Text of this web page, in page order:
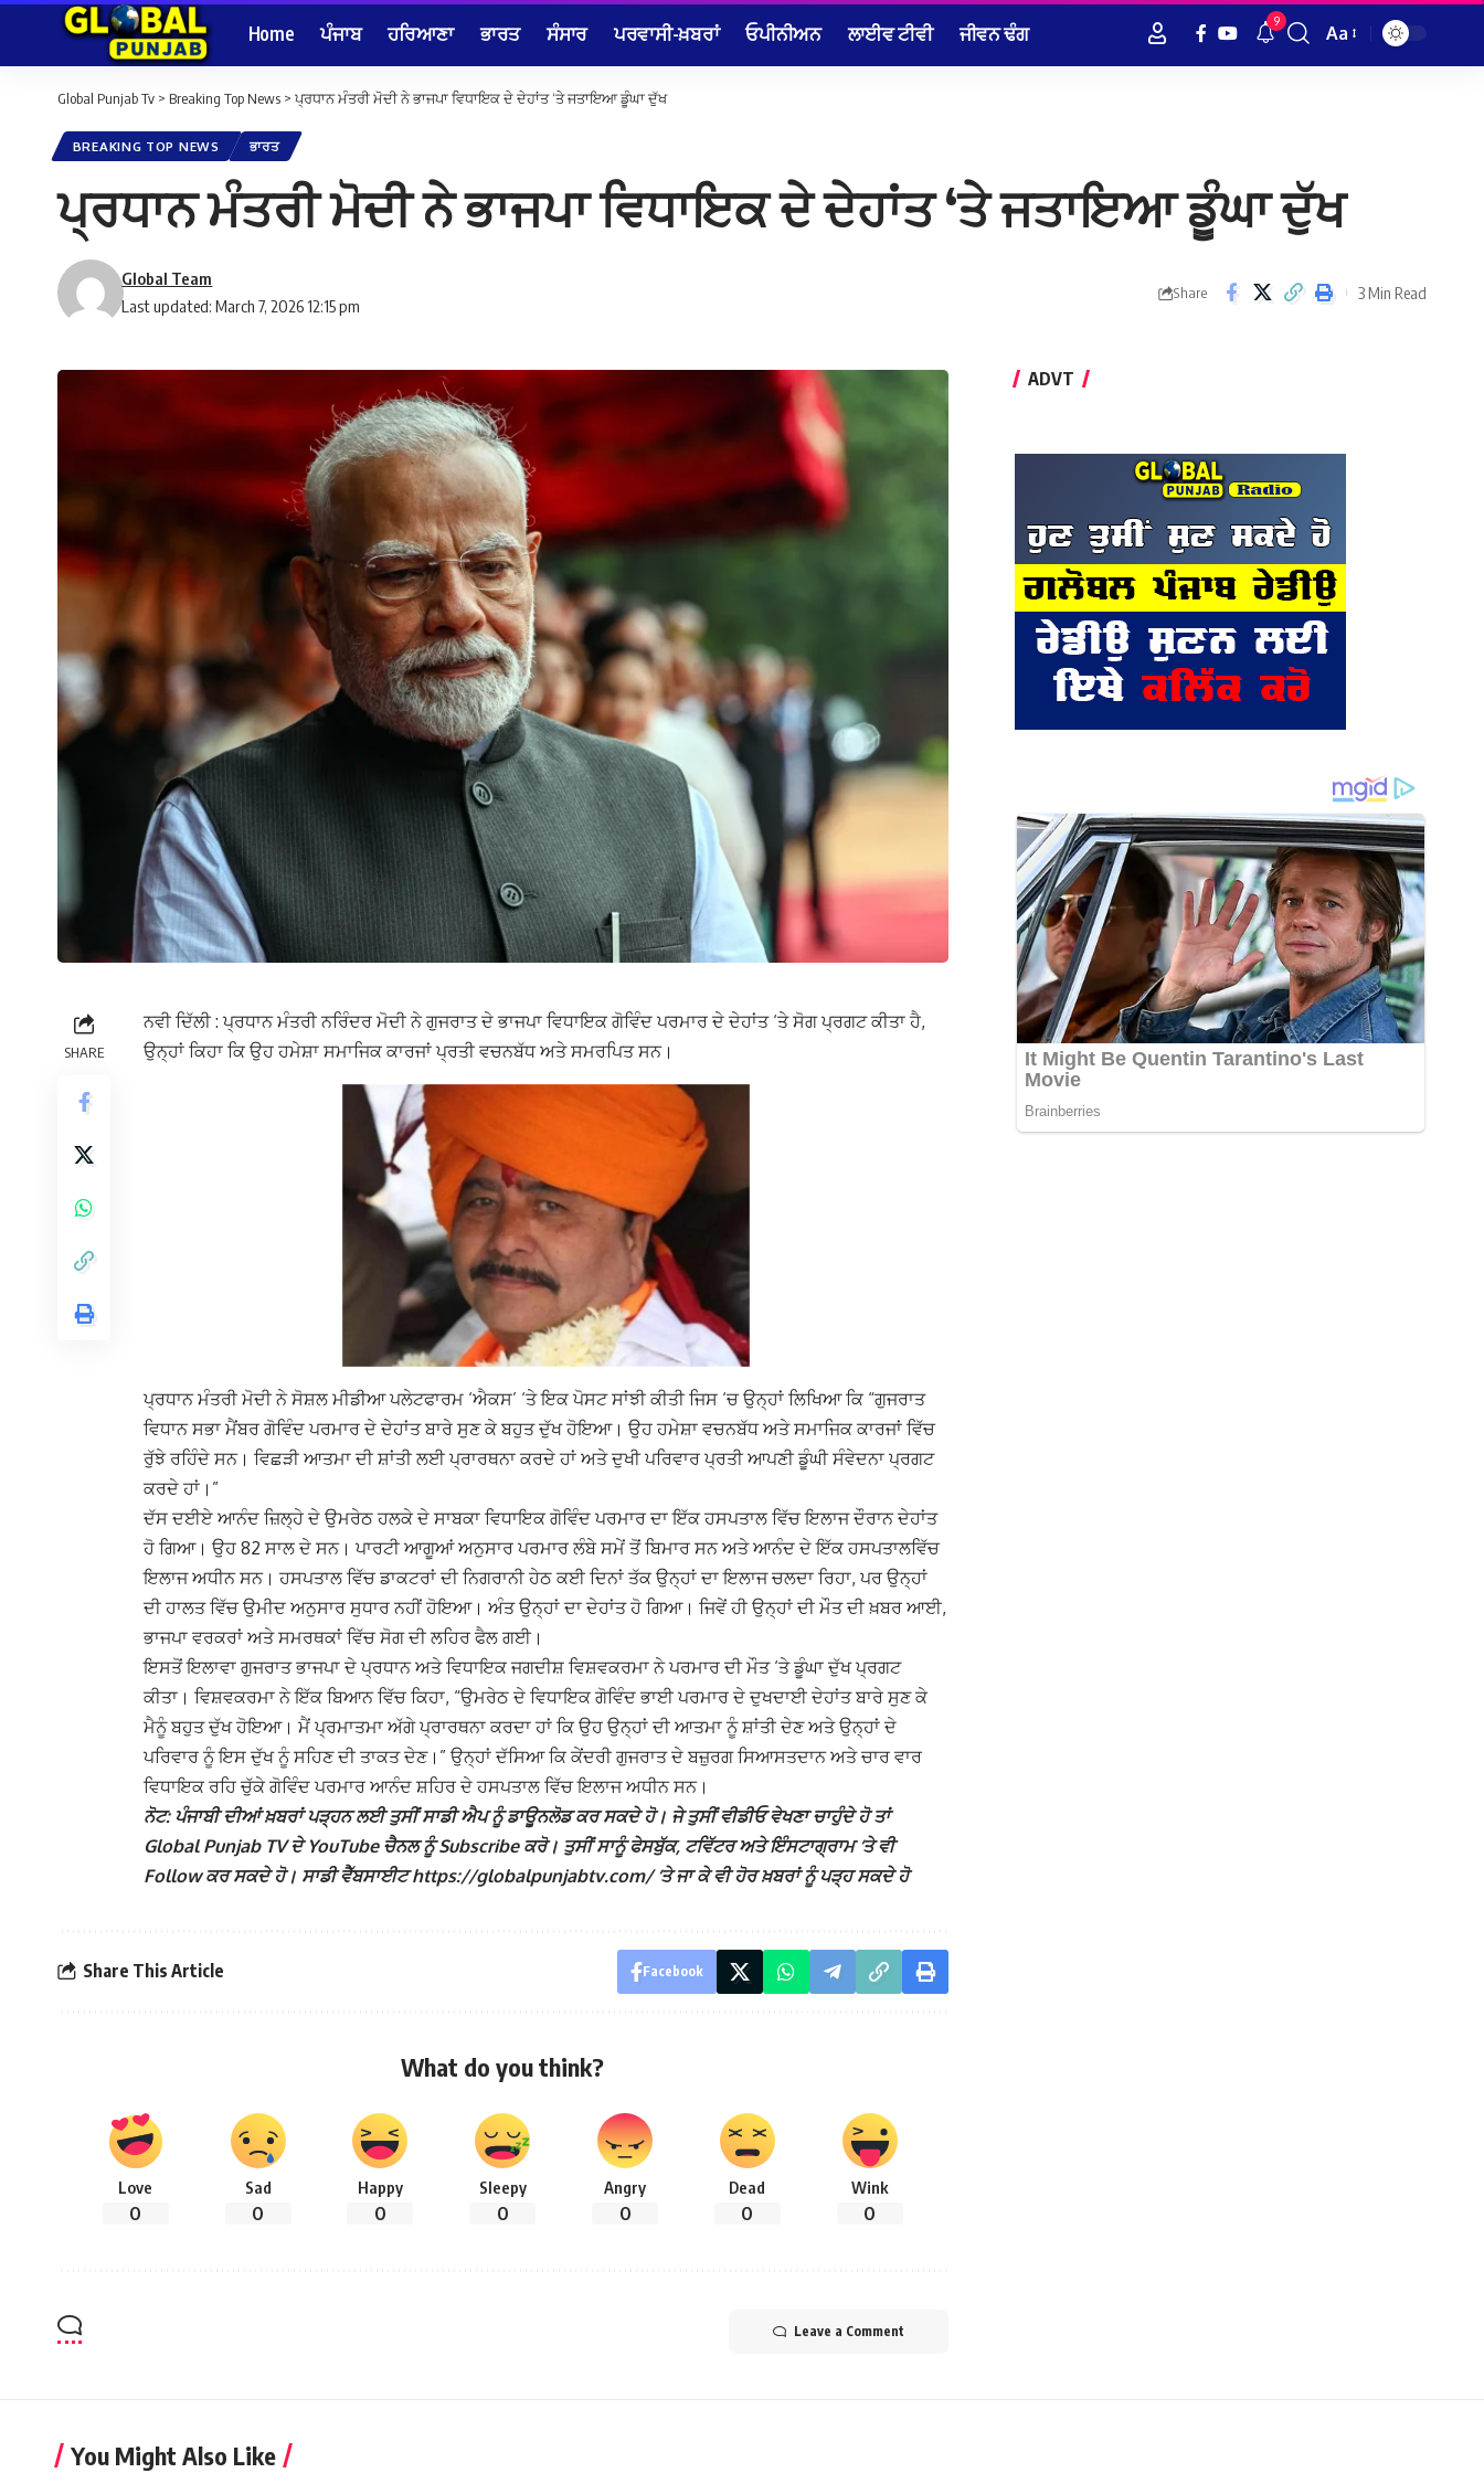
Home ਪੰਜਾਬ ਹਰਿਆਣਾ ਭਾਰਤ ਸੰਸਾਰ ਪਰਵਾਸੀ-ਖ਼ਬਰਾਂ ਓਪੀਨੀਅਨ ਲਾਈਵ ਟੀਵੀ ਜੀਵਨ ਢੰਗ 9
Font
Aa
Global Punjab Tv > Breaking Top News > ਪ੍ਰਧਾਨ ਮੰਤਰੀ ਮੋਦੀ ਨੇ ਭਾਜਪਾ ਵਿਧਾਇਕ ਦੇ ਦੇਹਾਂਤ ‘ਤੇ ਜਤਾਇਆ ਡੂੰਘਾ ਦੁੱਖ
BREAKING TOP NEWS ਭਾਰਤ
ਪ੍ਰਧਾਨ ਮੰਤਰੀ ਮੋਦੀ ਨੇ ਭਾਜਪਾ ਵਿਧਾਇਕ ਦੇ ਦੇਹਾਂਤ ‘ਤੇ ਜਤਾਇਆ ਡੂੰਘਾ ਦੁੱਖ
Last updated: March 7, 2026 12:15 pm
Global Team
Share 3 Min Read
SHARE
ਨਵੀ ਦਿੱਲੀ : ਪ੍ਰਧਾਨ ਮੰਤਰੀ ਨਰਿੰਦਰ ਮੋਦੀ ਨੇ ਗੁਜਰਾਤ ਦੇ ਭਾਜਪਾ ਵਿਧਾਇਕ ਗੋਵਿੰਦ ਪਰਮਾਰ ਦੇ ਦੇਹਾਂਤ ‘ਤੇ ਸੋਗ ਪ੍ਰਗਟ ਕੀਤਾ ਹੈ,
ਉਨ੍ਹਾਂ ਕਿਹਾ ਕਿ ਉਹ ਹਮੇਸ਼ਾ ਸਮਾਜਿਕ ਕਾਰਜਾਂ ਪ੍ਰਤੀ ਵਚਨਬੱਧ ਅਤੇ ਸਮਰਪਿਤ ਸਨ।
ਪ੍ਰਧਾਨ ਮੰਤਰੀ ਮੋਦੀ ਨੇ ਸੋਸ਼ਲ ਮੀਡੀਆ ਪਲੇਟਫਾਰਮ ‘ਐਕਸ’ ‘ਤੇ ਇਕ ਪੋਸਟ ਸਾਂਝੀ ਕੀਤੀ ਜਿਸ ‘ਚ ਉਨ੍ਹਾਂ ਲਿਖਿਆ ਕਿ “ਗੁਜਰਾਤ
ਵਿਧਾਨ ਸਭਾ ਮੈਂਬਰ ਗੋਵਿੰਦ ਪਰਮਾਰ ਦੇ ਦੇਹਾਂਤ ਬਾਰੇ ਸੁਣ ਕੇ ਬਹੁਤ ਦੁੱਖ ਹੋਇਆ। ਉਹ ਹਮੇਸ਼ਾ ਵਚਨਬੱਧ ਅਤੇ ਸਮਾਜਿਕ ਕਾਰਜਾਂ ਵਿੱਚ
ਰੁੱਝੇ ਰਹਿੰਦੇ ਸਨ। ਵਿਛੜੀ ਆਤਮਾ ਦੀ ਸ਼ਾਂਤੀ ਲਈ ਪ੍ਰਾਰਥਨਾ ਕਰਦੇ ਹਾਂ ਅਤੇ ਦੁਖੀ ਪਰਿਵਾਰ ਪ੍ਰਤੀ ਆਪਣੀ ਡੂੰਘੀ ਸੰਵੇਦਨਾ ਪ੍ਰਗਟ
ਕਰਦੇ ਹਾਂ।”
ਦੱਸ ਦਈਏ ਆਨੰਦ ਜ਼ਿਲ੍ਹੇ ਦੇ ਉਮਰੇਠ ਹਲਕੇ ਦੇ ਸਾਬਕਾ ਵਿਧਾਇਕ ਗੋਵਿੰਦ ਪਰਮਾਰ ਦਾ ਇੱਕ ਹਸਪਤਾਲ ਵਿੱਚ ਇਲਾਜ ਦੌਰਾਨ ਦੇਹਾਂਤ
ਹੋ ਗਿਆ। ਉਹ 82 ਸਾਲ ਦੇ ਸਨ। ਪਾਰਟੀ ਆਗੂਆਂ ਅਨੁਸਾਰ ਪਰਮਾਰ ਲੰਬੇ ਸਮੇਂ ਤੋਂ ਬਿਮਾਰ ਸਨ ਅਤੇ ਆਨੰਦ ਦੇ ਇੱਕ ਹਸਪਤਾਲਵਿੱਚ
ਇਲਾਜ ਅਧੀਨ ਸਨ। ਹਸਪਤਾਲ ਵਿੱਚ ਡਾਕਟਰਾਂ ਦੀ ਨਿਗਰਾਨੀ ਹੇਠ ਕਈ ਦਿਨਾਂ ਤੱਕ ਉਨ੍ਹਾਂ ਦਾ ਇਲਾਜ ਚਲਦਾ ਰਿਹਾ, ਪਰ ਉਨ੍ਹਾਂ
ਦੀ ਹਾਲਤ ਵਿੱਚ ਉਮੀਦ ਅਨੁਸਾਰ ਸੁਧਾਰ ਨਹੀਂ ਹੋਇਆ। ਅੰਤ ਉਨ੍ਹਾਂ ਦਾ ਦੇਹਾਂਤ ਹੋ ਗਿਆ। ਜਿਵੇਂ ਹੀ ਉਨ੍ਹਾਂ ਦੀ ਮੌਤ ਦੀ ਖ਼ਬਰ ਆਈ,
ਭਾਜਪਾ ਵਰਕਰਾਂ ਅਤੇ ਸਮਰਥਕਾਂ ਵਿੱਚ ਸੋਗ ਦੀ ਲਹਿਰ ਫੈਲ ਗਈ।
ਇਸਤੋਂ ਇਲਾਵਾ ਗੁਜਰਾਤ ਭਾਜਪਾ ਦੇ ਪ੍ਰਧਾਨ ਅਤੇ ਵਿਧਾਇਕ ਜਗਦੀਸ਼ ਵਿਸ਼ਵਕਰਮਾ ਨੇ ਪਰਮਾਰ ਦੀ ਮੌਤ ‘ਤੇ ਡੂੰਘਾ ਦੁੱਖ ਪ੍ਰਗਟ
ਕੀਤਾ। ਵਿਸ਼ਵਕਰਮਾ ਨੇ ਇੱਕ ਬਿਆਨ ਵਿੱਚ ਕਿਹਾ, “ਉਮਰੇਠ ਦੇ ਵਿਧਾਇਕ ਗੋਵਿੰਦ ਭਾਈ ਪਰਮਾਰ ਦੇ ਦੁਖਦਾਈ ਦੇਹਾਂਤ ਬਾਰੇ ਸੁਣ ਕੇ
ਮੈਨੂੰ ਬਹੁਤ ਦੁੱਖ ਹੋਇਆ। ਮੈਂ ਪ੍ਰਮਾਤਮਾ ਅੱਗੇ ਪ੍ਰਾਰਥਨਾ ਕਰਦਾ ਹਾਂ ਕਿ ਉਹ ਉਨ੍ਹਾਂ ਦੀ ਆਤਮਾ ਨੂੰ ਸ਼ਾਂਤੀ ਦੇਣ ਅਤੇ ਉਨ੍ਹਾਂ ਦੇ
ਪਰਿਵਾਰ ਨੂੰ ਇਸ ਦੁੱਖ ਨੂੰ ਸਹਿਣ ਦੀ ਤਾਕਤ ਦੇਣ।” ਉਨ੍ਹਾਂ ਦੱਸਿਆ ਕਿ ਕੇਂਦਰੀ ਗੁਜਰਾਤ ਦੇ ਬਜ਼ੁਰਗ ਸਿਆਸਤਦਾਨ ਅਤੇ ਚਾਰ ਵਾਰ
ਵਿਧਾਇਕ ਰਹਿ ਚੁੱਕੇ ਗੋਵਿੰਦ ਪਰਮਾਰ ਆਨੰਦ ਸ਼ਹਿਰ ਦੇ ਹਸਪਤਾਲ ਵਿੱਚ ਇਲਾਜ ਅਧੀਨ ਸਨ।
ਨੋਟ: ਪੰਜਾਬੀ ਦੀਆਂ ਖ਼ਬਰਾਂ ਪੜ੍ਹਨ ਲਈ ਤੁਸੀਂ ਸਾਡੀ ਐਪ ਨੂੰ ਡਾਊਨਲੋਡ ਕਰ ਸਕਦੇ ਹੋ। ਜੇ ਤੁਸੀਂ ਵੀਡੀਓ ਵੇਖਣਾ ਚਾਹੁੰਦੇ ਹੋ ਤਾਂ
Global Punjab TV ਦੇ YouTube ਚੈਨਲ ਨੂੰ Subscribe ਕਰੋ। ਤੁਸੀਂ ਸਾਨੂੰ ਫੇਸਬੁੱਕ, ਟਵਿੱਟਰ ਅਤੇ ਇੰਸਟਾਗ੍ਰਾਮ ‘ਤੇ ਵੀ
Follow ਕਰ ਸਕਦੇ ਹੋ। ਸਾਡੀ ਵੈੱਬਸਾਈਟ https://globalpunjabtv.com/ ‘ਤੇ ਜਾ ਕੇ ਵੀ ਹੋਰ ਖ਼ਬਰਾਂ ਨੂੰ ਪੜ੍ਹ ਸਕਦੇ ਹੋ
Share This Article Facebook
What do you think?
Love
0
Sad
0
Happy
0
Sleepy
0
Angry
0
Dead
0
Wink
0
Leave a Comment
ADVT
You Might Also Like